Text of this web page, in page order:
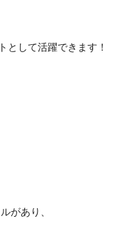
として活躍できます！
があり、